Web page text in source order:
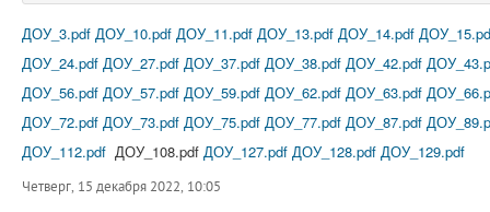
ДОУ_3.pdf ДОУ_10.pdf ДОУ_11.pdf ДОУ_13.pdf ДОУ_14.pdf
ДОУ_24.pdf ДОУ_27.pdf ДОУ_37.pdf ДОУ_38.pdf ДОУ_42.pdf
ДОУ_56.pdf ДОУ_57.pdf ДОУ_59.pdf ДОУ_62.pdf ДОУ_63.pdf
ДОУ_72.pdf ДОУ_73.pdf ДОУ_75.pdf ДОУ_77.pdf ДОУ_87.pdf
ДОУ_112.pdf ДОУ_108.pdf ДОУ_127.pdf ДОУ_128.pdf ДОУ_129.pdf
Четверг, 15 декабря 2022, 10:05